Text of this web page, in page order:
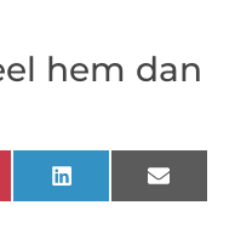
hem dan
LinkedIn Email